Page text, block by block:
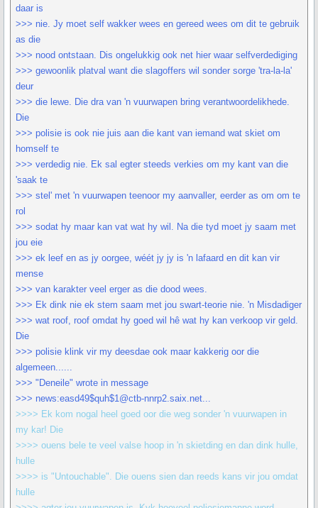
daar is
>>> nie. Jy moet self wakker wees en gereed wees om dit te gebruik
as die
>>> nood ontstaan. Dis ongelukkig ook net hier waar selfverdediging
>>> gewoonlik platval want die slagoffers wil sonder sorge 'tra-la-la'
deur
>>> die lewe. Die dra van 'n vuurwapen bring verantwoordelikhede.
Die
>>> polisie is ook nie juis aan die kant van iemand wat skiet om
homself te
>>> verdedig nie. Ek sal egter steeds verkies om my kant van die
'saak te
>>> stel' met 'n vuurwapen teenoor my aanvaller, eerder as om om te
rol
>>> sodat hy maar kan vat wat hy wil. Na die tyd moet jy saam met
jou eie
>>> ek leef en as jy oorgee, wéét jy jy is 'n lafaard en dit kan vir
mense
>>> van karakter veel erger as die dood wees.
>>> Ek dink nie ek stem saam met jou swart-teorie nie. 'n Misdadiger
>>> wat roof, roof omdat hy goed wil hê wat hy kan verkoop vir geld.
Die
>>> polisie klink vir my deesdae ook maar kakkerig oor die
algemeen......
>>> "Deneile" wrote in message
>>> news:easd49$quh$1@ctb-nnrp2.saix.net...
>>>> Ek kom nogal heel goed oor die weg sonder 'n vuurwapen in
my kar! Die
>>>> ouens bele te veel valse hoop in 'n skietding en dan dink hulle,
hulle
>>>> is "Untouchable". Die ouens sien dan reeds kans vir jou omdat
hulle